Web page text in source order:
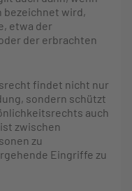
bezeichnet wird,
etwa der
der erbrachten
findet nicht nur
sondern schützt
auch
zwischen
zu
Eingriffe zu